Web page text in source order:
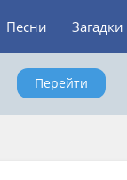
Песни Загадки
Перейти